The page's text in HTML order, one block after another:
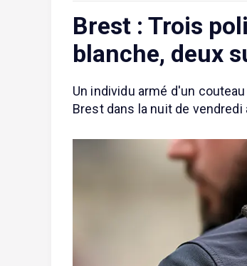
Brest : Trois
blanche, deux
Un individu armé d'un
Brest dans la nuit de